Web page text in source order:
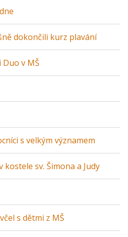
dokončili kurz plavání
v MŠ
s velkým významem
sv. Šimona a Judy
s dětmi z MŠ